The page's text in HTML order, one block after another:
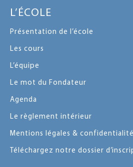
L’ÉCOLE
Présentation de l’école
Les cours
L’équipe
Le mot du Fondateur
Agenda
Le règlement intérieur
Mentions légales & confidentialité
Téléchargez notre dossier